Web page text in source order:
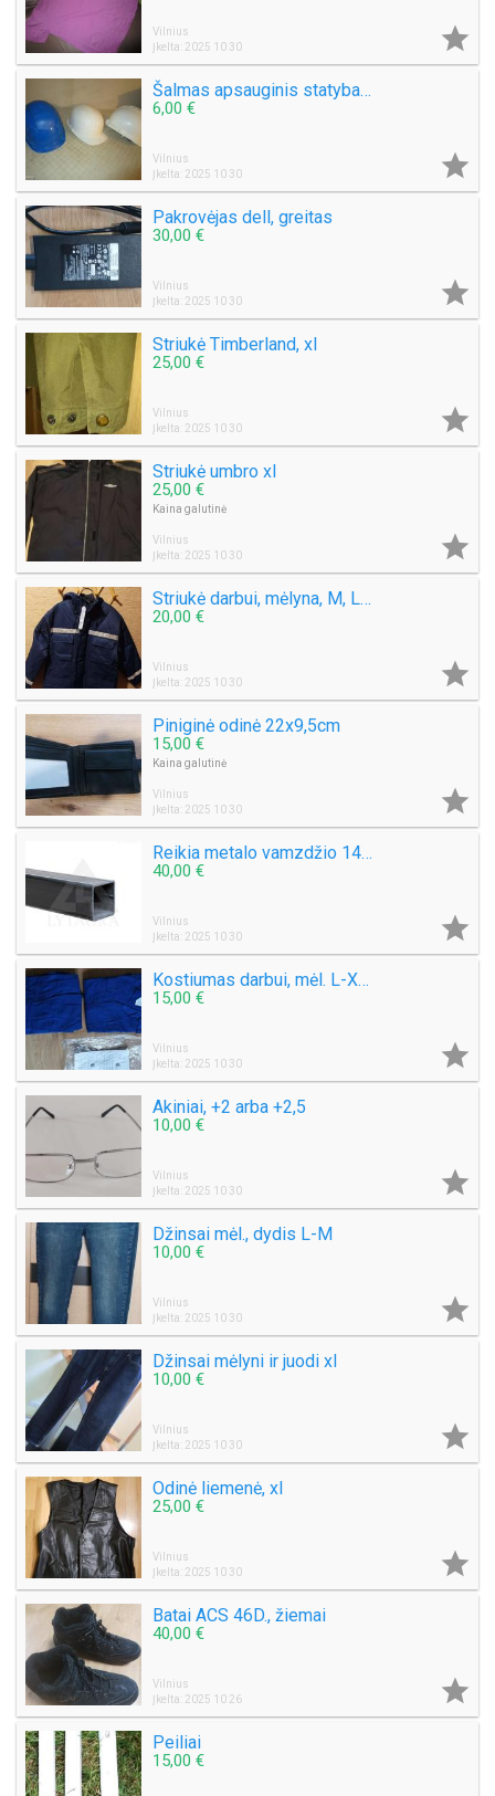
Vilnius
Įkelta: 2025 10 30

Šalmas apsauginis statybai ar...
6,00 €
Vilnius
Įkelta: 2025 10 30

Pakrovėjas dell, greitas
30,00 €
Vilnius
Įkelta: 2025 10 30

Striukė Timberland, xl
25,00 €
Vilnius
Įkelta: 2025 10 30

Striukė umbro xl
25,00 €
Kaina galutinė
Vilnius
Įkelta: 2025 10 30

Striukė darbui, mėlyna, M, L , XL
20,00 €
Vilnius
Įkelta: 2025 10 30

Piniginė odinė 22x9,5cm
15,00 €
Kaina galutinė
Vilnius
Įkelta: 2025 10 30

Reikia metalo vamzdžio 140x140 6(8), L=2,48m ar pan.
40,00 €
Vilnius
Įkelta: 2025 10 30

Kostiumas darbui, mėl. L-XL-M
15,00 €
Vilnius
Įkelta: 2025 10 30

Akiniai, +2 arba +2,5
10,00 €
Vilnius
Įkelta: 2025 10 30

Džinsai mėl., dydis L-M
10,00 €
Vilnius
Įkelta: 2025 10 30

Džinsai mėlyni ir juodi xl
10,00 €
Vilnius
Įkelta: 2025 10 30

Odinė liemenė, xl
25,00 €
Vilnius
Įkelta: 2025 10 30

Batai ACS 46D., žiemai
40,00 €
Vilnius
Įkelta: 2025 10 26

Peiliai
15,00 €